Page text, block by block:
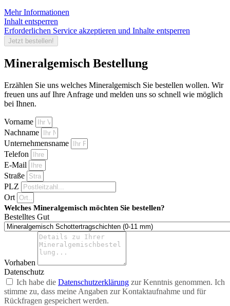
Mehr Informationen
Inhalt entsperren
Erforderlichen Service akzeptieren und Inhalte entsperren
Jetzt bestellen!
Mineralgemisch Bestellung
Erzählen Sie uns welches Mineralgemisch Sie bestellen wollen. Wir
freuen uns auf Ihre Anfrage und melden uns so schnell wie möglich
bei Ihnen.
Vorname
Nachname
Unternehmensname
Telefon
E-Mail
Straße
PLZ
Ort
Welches Mineralgemisch möchten Sie bestellen?
Bestelltes Gut
Vorhaben
Datenschutz
Ich habe die Datenschutzerklärung zur Kenntnis genommen. Ich
stimme zu, dass meine Angaben zur Kontaktaufnahme und für
Rückfragen gespeichert werden.